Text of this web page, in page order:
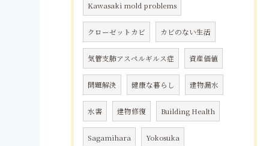
Kawasaki mold problems
クローゼットカビ カビのない生活
気管支肺アスペルギルス症 資産価値
問題解決 健康な暮らし 建物漏水
水害 建物修復 Building Health
Sagamihara Yokosuka